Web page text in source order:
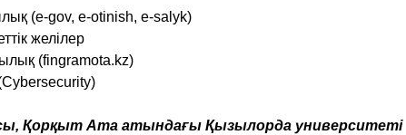
(e-gov, e-otinish, e-salyk)
желілер
(fingramota.kz)
Қорқыт Ата атындағы Қызылорда